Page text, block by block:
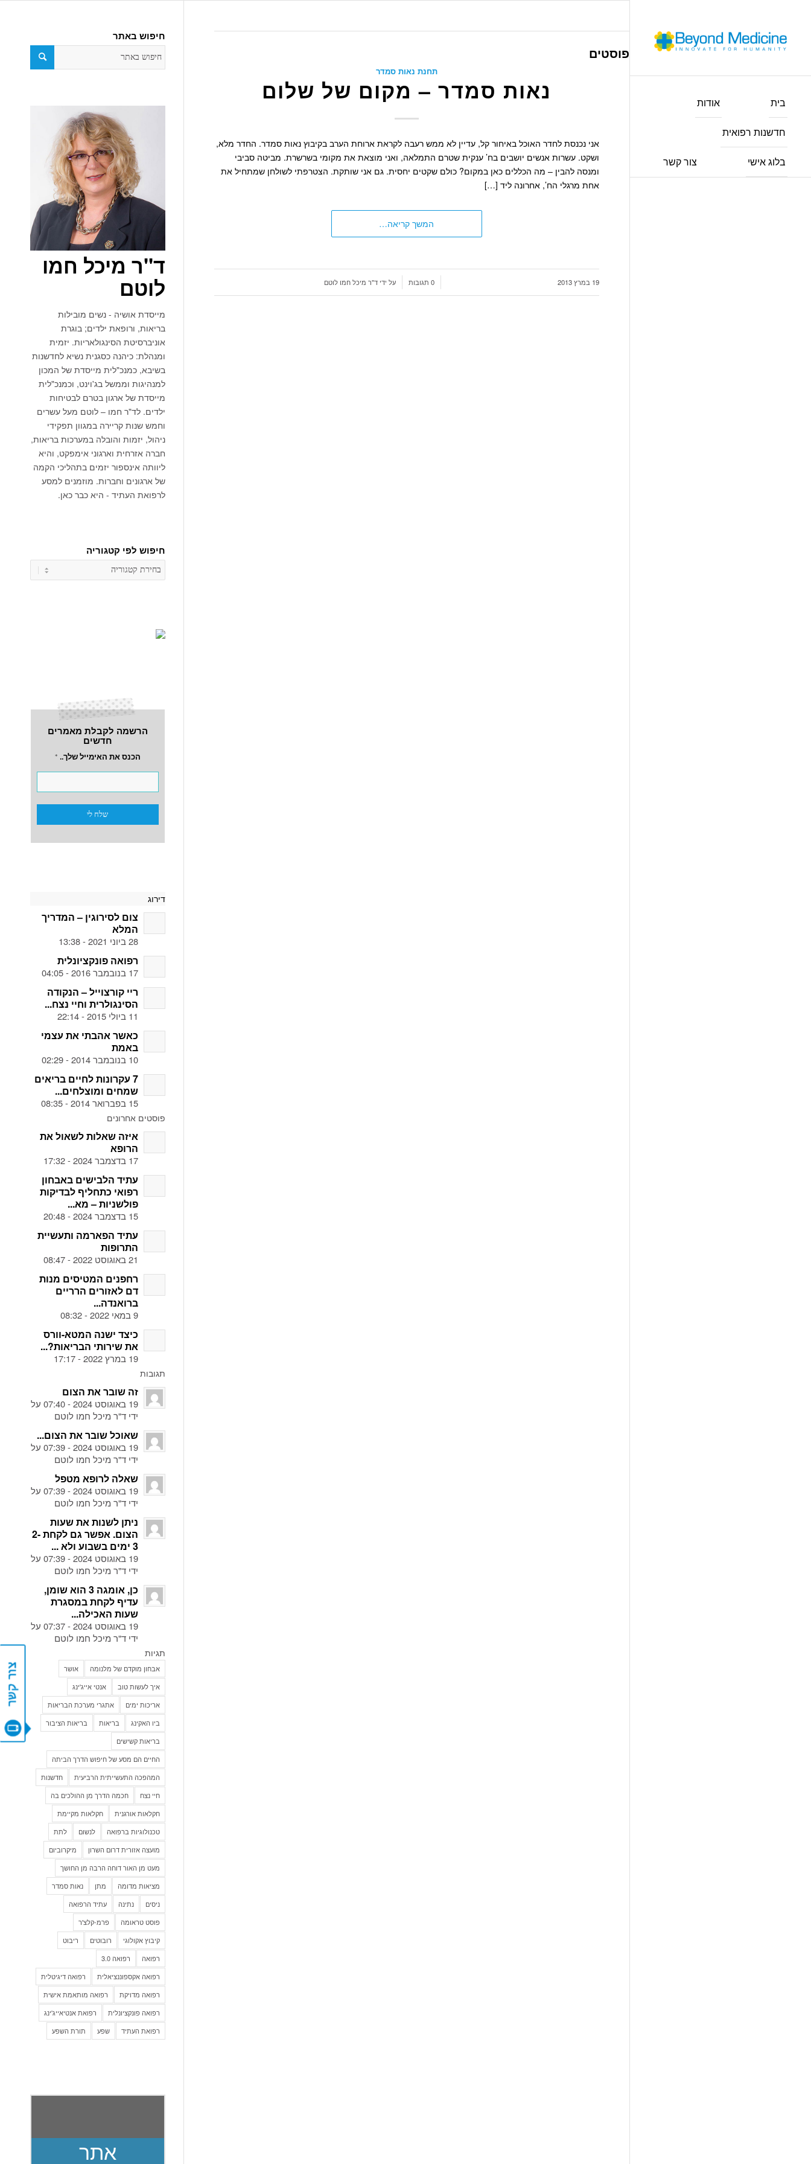
בית אודות
חדשנות רפואית
בלוג אישי צור קשר
פוסטים
תחנת נאות סמדר
נאות סמדר – מקום של שלום
אני נכנסת לחדר האוכל באיחור קל, עדיין לא ממש רעבה לקראת ארוחת הערב בקיבוץ נאות סמדר. החדר מלא,
ושקט. עשרות אנשים יושבים בח’ ענקית שטרם התמלאה, ואני מוצאת את מקומי בשרשרת. מביטה סביבי
ומנסה להבין – מה הכללים כאן במקום? כולם שקטים יחסית. גם אני שותקת. הצטרפתי לשולחן שמתחיל את
אחת מרגלי הח’, אחרונה ליד […]
המשך קריאה…
19 במרץ 2013 0 תגובות על ידי ד"ר מיכל חמו לוטם
חיפוש באתר
ד"ר מיכל חמו
לוטם
מייסדת אושיה - נשים מובילות
בריאות, ורופאת ילדים; בוגרת
אוניברסיטת הסינגולאריות. יזמית
ומנהלת: כיהנה כסגנית נשיא לחדשנות
בשיבא, כמנכ"לית מייסדת של המכון
למנהיגות וממשל בג'וינט, וכמנכ"לית
מייסדת של ארגון בטרם לבטיחות
ילדים. לד"ר חמו – לוטם מעל עשרים
וחמש שנות קריירה במגוון תפקידי
ניהול, יזמות והובלה במערכות בריאות,
חברה אזרחית וארגוני אימפקט, והיא
ליוותה אינספור יזמים בתהליכי הקמה
של ארגונים וחברות. מוזמנים למסע
לרפואת העתיד - היא כבר כאן.
חיפוש לפי קטגוריה
חיפוש
לפי
הרשמה לקבלת מאמרים
חדשים
הכנס את האימייל שלך.. *
דירוג
צום לסירוגין – המדריך
המלא
28 ביוני 2021 - 13:38
רפואה פונקציונלית
17 בנובמבר 2016 - 04:05
ריי קורצוייל – הנקודה
הסינגולרית וחיי נצח...
11 ביולי 2015 - 22:14
כאשר אהבתי את עצמי
באמת
10 בנובמבר 2014 - 02:29
7 עקרונות לחיים בריאים
שמחים ומוצלחים...
15 בפברואר 2014 - 08:35
פוסטים אחרונים
איזה שאלות לשאול את
הרופא
17 בדצמבר 2024 - 17:32
עתיד הלבישים באבחון
רפואי כתחליף לבדיקות
פולשניות – מא...
15 בדצמבר 2024 - 20:48
עתיד הפארמה ותעשיית
התרופות
21 באוגוסט 2022 - 08:47
רחפנים המטיסים מנות
דם לאזורים הרריים
ברואנדה...
9 במאי 2022 - 08:32
כיצד ישנה המטא-וורס
את שירותי הבריאות?...
19 במרץ 2022 - 17:17
תגובות
זה שובר את הצום
19 באוגוסט 2024 - 07:40 על
ידי ד"ר מיכל חמו לוטם
שאוכל שובר את הצום...
19 באוגוסט 2024 - 07:39 על
ידי ד"ר מיכל חמו לוטם
שאלה לרופא מטפל
19 באוגוסט 2024 - 07:39 על
ידי ד"ר מיכל חמו לוטם
ניתן לשנות את שעות
הצום. אפשר גם לקחת 2-
3 ימים בשבוע ולא ...
19 באוגוסט 2024 - 07:39 על
ידי ד"ר מיכל חמו לוטם
כן, אומגה 3 הוא שומן,
עדיף לקחת במסגרת
שעות האכילה...
19 באוגוסט 2024 - 07:37 על
ידי ד"ר מיכל חמו לוטם
תגיות
אבחון מוקדם של מלנומה
אושר
איך לעשות טוב
אנטי אייג'ינג
אריכות ימים
אתגרי מערכת הבריאות
ביו האקינג
בריאות
בריאות הציבור
בריאות קשישים
החיים הם מסע של חיפוש הדרך הביתה
המהפכה התעשייתית הרביעית
חדשנות
חיי נצח
חכמה הדרך מן ההולכים בה
חקלאות אורגנית
חקלאות מקיימת
טכנולוגיות ברפואה
לנשום
לתת
מועצה אזורית דרום השרון
מיקרוביום
מעט מן האור דוחה הרבה מן החושך
מציאות מדומה
מתן
נאות סמדר
ניסים
נתינה
עתיד הרפואה
פוסט טראומה
פרמ-קלצ'ר
קיבוץ אקולוגי
רובוטים
ריבוט
רפואה
רפואה 3.0
רפואה אקספוננציאלית
רפואה דיגיטלית
רפואה מדויקת
רפואה מותאמת אישית
רפואה פונקציונלית
רפואת אנטיאייג'ינג
רפואת העתיד
שפע תורת השפע
אתר
צור קשר